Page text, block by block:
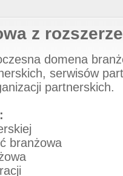
z
domena
serwisów
partnerskich.
branżowa